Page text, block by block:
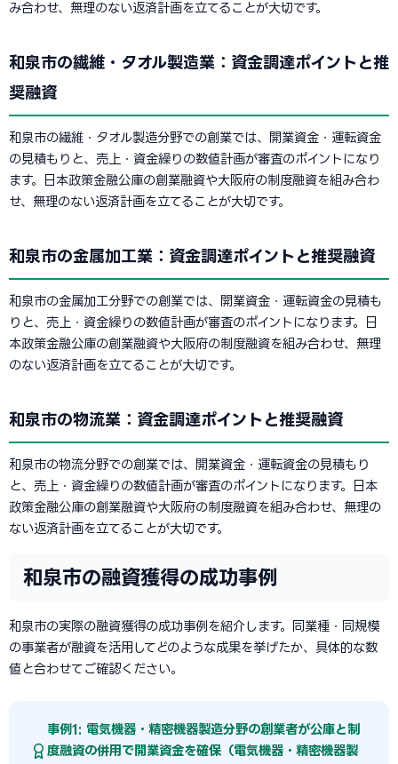
み合わせ、無理のない返済計画を立てることが大切です。
和泉市の繊維・タオル製造業：資金調達ポイントと推
奨融資
和泉市の繊維・タオル製造分野での創業では、開業資金・運転資金
の見積もりと、売上・資金繰りの数値計画が審査のポイントになり
ます。日本政策金融公庫の創業融資や大阪府の制度融資を組み合わ
せ、無理のない返済計画を立てることが大切です。
和泉市の金属加工業：資金調達ポイントと推奨融資
和泉市の金属加工分野での創業では、開業資金・運転資金の見積も
りと、売上・資金繰りの数値計画が審査のポイントになります。日
本政策金融公庫の創業融資や大阪府の制度融資を組み合わせ、無理
のない返済計画を立てることが大切です。
和泉市の物流業：資金調達ポイントと推奨融資
和泉市の物流分野での創業では、開業資金・運転資金の見積もり
と、売上・資金繰りの数値計画が審査のポイントになります。日本
政策金融公庫の創業融資や大阪府の制度融資を組み合わせ、無理の
ない返済計画を立てることが大切です。
和泉市の融資獲得の成功事例
和泉市の実際の融資獲得の成功事例を紹介します。同業種・同規模
の事業者が融資を活用してどのような成果を挙げたか、具体的な数
値と合わせてご確認ください。
事例1: 電気機器・精密機器製造分野の創業者が公庫と制
度融資の併用で開業資金を確保（電気機器・精密機器製